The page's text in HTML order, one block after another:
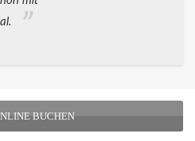
BUCHEN